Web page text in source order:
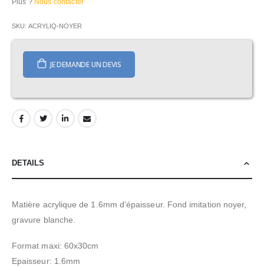
Plus ? Nous contacter
SKU ACRYLIQ-NOYER
JE DEMANDE UN DEVIS
DETAILS
Matière acrylique de 1.6mm d'épaisseur. Fond imitation noyer,
gravure blanche.
Format maxi: 60x30cm
Epaisseur: 1.6mm